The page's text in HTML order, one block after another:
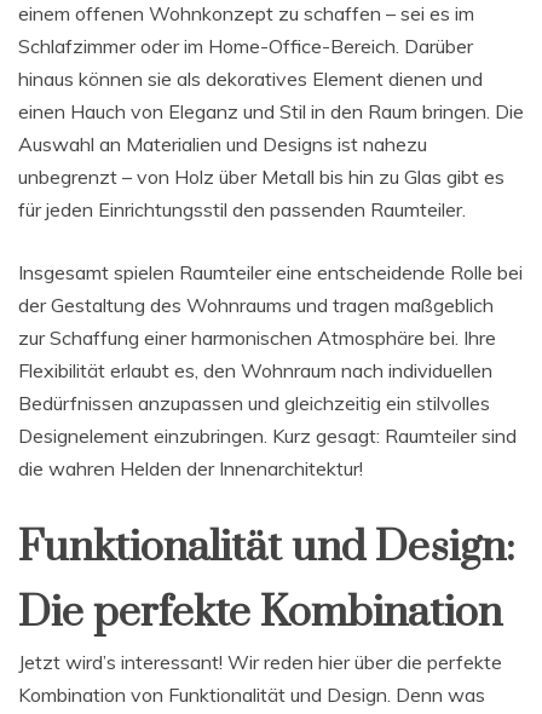
einem offenen Wohnkonzept zu schaffen – sei es im
Schlafzimmer oder im Home-Office-Bereich. Darüber
hinaus können sie als dekoratives Element dienen und
einen Hauch von Eleganz und Stil in den Raum bringen. Die
Auswahl an Materialien und Designs ist nahezu
unbegrenzt – von Holz über Metall bis hin zu Glas gibt es
für jeden Einrichtungsstil den passenden Raumteiler.
Insgesamt spielen Raumteiler eine entscheidende Rolle bei
der Gestaltung des Wohnraums und tragen maßgeblich
zur Schaffung einer harmonischen Atmosphäre bei. Ihre
Flexibilität erlaubt es, den Wohnraum nach individuellen
Bedürfnissen anzupassen und gleichzeitig ein stilvolles
Designelement einzubringen. Kurz gesagt: Raumteiler sind
die wahren Helden der Innenarchitektur!
Funktionalität und Design:
Die perfekte Kombination
Jetzt wird’s interessant! Wir reden hier über die perfekte
Kombination von Funktionalität und Design. Denn was